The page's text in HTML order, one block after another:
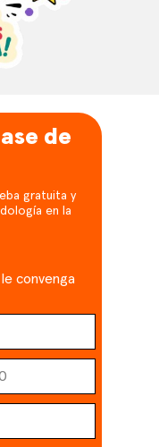
de
gratuita y
en la
convenga